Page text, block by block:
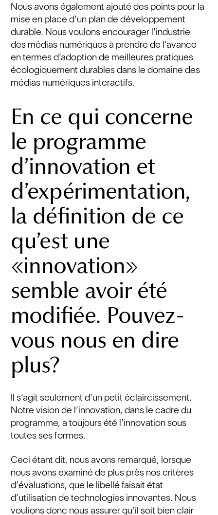
Nous avons également ajouté des points pour la
mise en place d’un plan de développement
durable. Nous voulons encourager l’industrie
des médias numériques à prendre de l’avance
en termes d’adoption de meilleures pratiques
écologiquement durables dans le domaine des
médias numériques interactifs.
En ce qui concerne
le programme
d’innovation et
d’expérimentation,
la définition de ce
qu’est une
«innovation»
semble avoir été
modifiée. Pouvez-
vous nous en dire
plus?
Il s’agit seulement d’un petit éclaircissement.
Notre vision de l’innovation, dans le cadre du
programme, a toujours été l’innovation sous
toutes ses formes.
Ceci étant dit, nous avons remarqué, lorsque
nous avons examiné de plus près nos critères
d’évaluations, que le libellé faisait état
d’utilisation de technologies innovantes. Nous
voulions donc nous assurer qu’il soit bien clair